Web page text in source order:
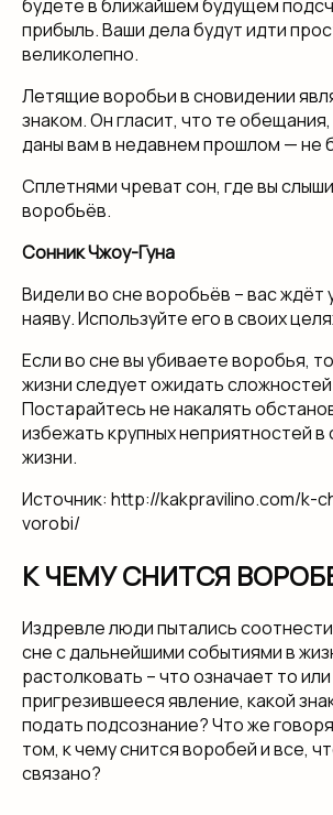
будете в ближайшем будущем
прибыль. Ваши дела будут идти
великолепно.
Летящие воробьи в сновидении
знаком. Он гласит, что те
даны вам в недавнем прошлом — не
Сплетнями чреват сон, где вы
воробьёв.
Сонник Чжоу-Гуна
Видели во сне воробьёв – вас ждёт
наяву. Используйте его в своих
Если во сне вы убиваете воробья,
жизни следует ожидать сложностей
Постарайтесь не накалять
избежать крупных неприятностей в
жизни.
Источник: http://kakpravilino.com/k-
vorobi/
К ЧЕМУ СНИТСЯ
Издревле люди пытались
сне с дальнейшими событиями в
растолковать – что означает то
пригрезившееся явление, какой
подать подсознание? Что же
том, к чему снится воробей и все,
связано?